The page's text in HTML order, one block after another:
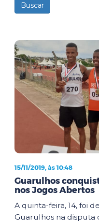
15/11/2019, às 10:48
Guarulhos
nos Jogos Abertos
A quinta-feira, 14, foi
Guarulhos na disputa